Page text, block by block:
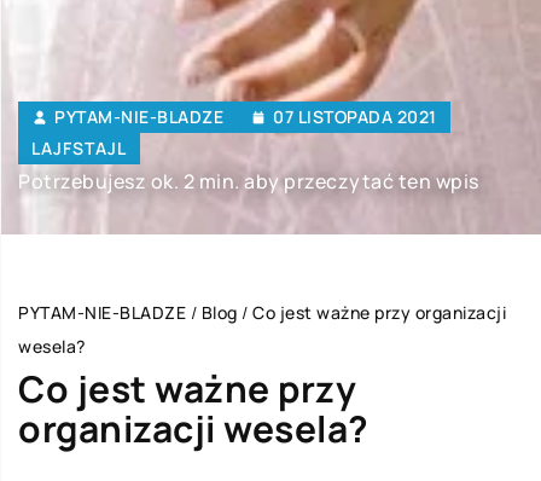
PYTAM-NIE-BLADZE
07 LISTOPADA 2021
LAJFSTAJL
Potrzebujesz ok. 2 min. aby przeczytać ten wpis
PYTAM-NIE-BLADZE / Blog / Co jest ważne przy organizacji
wesela?
Co jest ważne przy
organizacji wesela?